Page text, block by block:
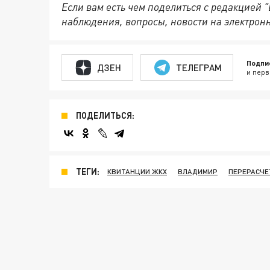
Если вам есть чем поделиться с
наблюдения, вопросы, новости на
ДЗЕН ТЕЛЕГРАМ и
ПОДЕЛИТЬСЯ:
ТЕГИ: КВИТАНЦИИ ЖКХ ВЛАДИМИР